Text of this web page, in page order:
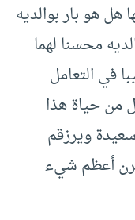
هل هو بار بوالديه
محسنا لهما
في التعامل
من حياة هذا
ويرزقم
قرن أعظم شيء